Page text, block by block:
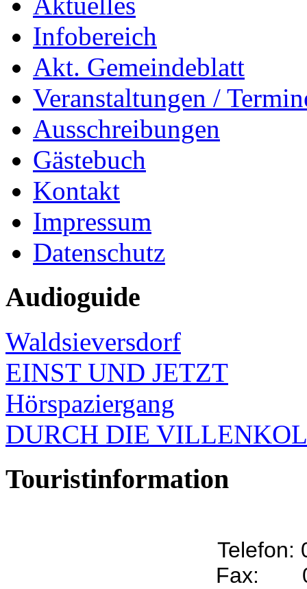
Infobereich
Akt. Gemeindeblatt
Veranstaltungen /
Ausschreibungen
Gästebuch
Kontakt
Impressum
Datenschutz
Audioguide
Waldsieversdorf
EINST UND JETZT
Hörspaziergang
DURCH DIE
Touristinformation
Telefon:
Fax: